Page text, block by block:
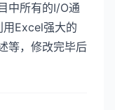
中所有的I/O通
Excel强大的
等，修改完毕后